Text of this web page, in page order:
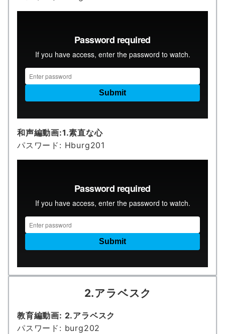
和声編動画:1.素直な心
パスワード: Hburg201
2.アラベスク
教育編動画: 2.アラベスク
パスワード: burg202